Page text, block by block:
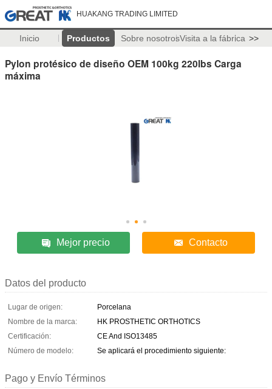
HUAKANG TRADING LIMITED
Inicio Productos Sobre nosotrosVisita a la fábrica >>
Pylon protésico de diseño OEM 100kg 220lbs Carga
máxima
Mejor precio Contacto
Datos del producto
Lugar de origen:
Porcelana
Nombre de la marca:
HK PROSTHETIC ORTHOTICS
Certificación:
CE And ISO13485
Número de modelo:
Se aplicará el procedimiento siguiente:
Pago y Envío Términos